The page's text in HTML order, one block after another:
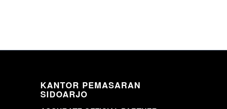
KANTOR PEMASARAN
SIDOARJO